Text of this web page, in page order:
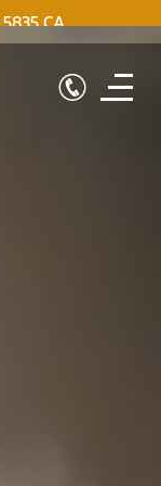
5835 CA